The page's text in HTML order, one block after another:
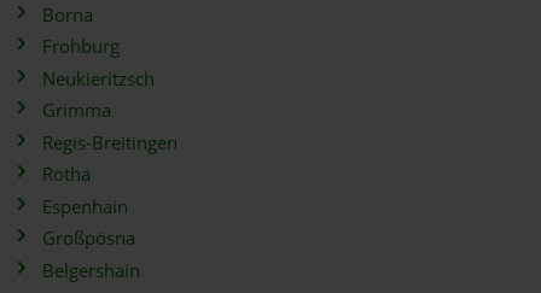
Borna
Frohburg
Neukieritzsch
Grimma
Regis-Breitingen
Rötha
Espenhain
Großpösna
Belgershain